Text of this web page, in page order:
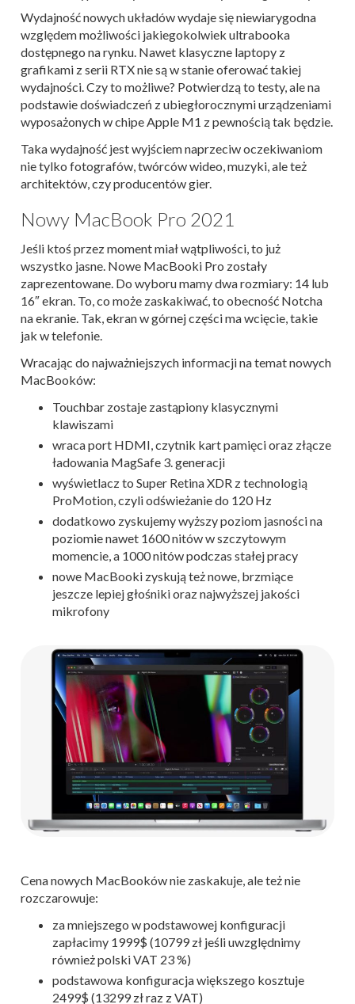
Wydajność nowych układów wydaje się niewiarygodna
względem możliwości jakiegokolwiek ultrabooka
dostępnego na rynku. Nawet klasyczne laptopy z
grafikami z serii RTX nie są w stanie oferować takiej
wydajności. Czy to możliwe? Potwierdzą to testy, ale na
podstawie doświadczeń z ubiegłorocznymi urządzeniami
wyposażonych w chipe Apple M1 z pewnością tak będzie.
Taka wydajność jest wyjściem naprzeciw oczekiwaniom
nie tylko fotografów, twórców wideo, muzyki, ale też
architektów, czy producentów gier.
Nowy MacBook Pro 2021
Jeśli ktoś przez moment miał wątpliwości, to już
wszystko jasne. Nowe MacBooki Pro zostały
zaprezentowane. Do wyboru mamy dwa rozmiary: 14 lub
16″ ekran. To, co może zaskakiwać, to obecność Notcha
na ekranie. Tak, ekran w górnej części ma wcięcie, takie
jak w telefonie.
Wracając do najważniejszych informacji na temat nowych
MacBooków:
Touchbar zostaje zastąpiony klasycznymi
klawiszami
wraca port HDMI, czytnik kart pamięci oraz złącze
ładowania MagSafe 3. generacji
wyświetlacz to Super Retina XDR z technologią
ProMotion, czyli odświeżanie do 120 Hz
dodatkowo zyskujemy wyższy poziom jasności na
poziomie nawet 1600 nitów w szczytowym
momencie, a 1000 nitów podczas stałej pracy
nowe MacBooki zyskują też nowe, brzmiące
jeszcze lepiej głośniki oraz najwyższej jakości
mikrofony
Cena nowych MacBooków nie zaskakuje, ale też nie
rozczarowuje:
za mniejszego w podstawowej konfiguracji
zapłacimy 1999$ (10799 zł jeśli uwzględnimy
również polski VAT 23 %)
podstawowa konfiguracja większego kosztuje
2499$ (13299 zł raz z VAT)